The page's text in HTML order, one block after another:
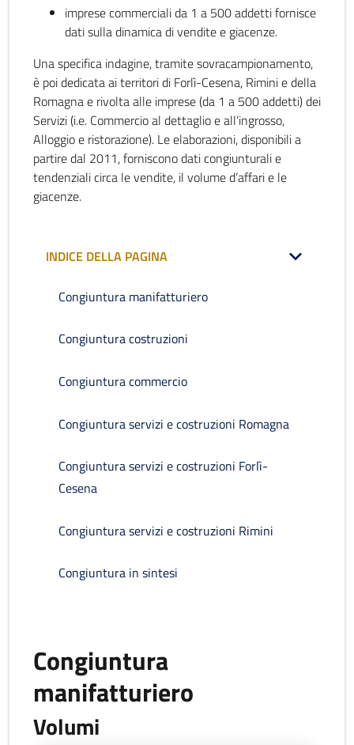
imprese commerciali da 1 a 500 addetti fornisce
dati sulla dinamica di vendite e giacenze.
Una specifica indagine, tramite sovracampionamento,
è poi dedicata ai territori di Forlì-Cesena, Rimini e della
Romagna e rivolta alle imprese (da 1 a 500 addetti) dei
Servizi (i.e. Commercio al dettaglio e all’ingrosso,
Alloggio e ristorazione). Le elaborazioni, disponibili a
partire dal 2011, forniscono dati congiunturali e
tendenziali circa le vendite, il volume d’affari e le
giacenze.
INDICE DELLA PAGINA
Congiuntura manifatturiero
Congiuntura costruzioni
Congiuntura commercio
Congiuntura servizi e costruzioni Romagna
Congiuntura servizi e costruzioni Forlì-
Cesena
Congiuntura servizi e costruzioni Rimini
Congiuntura in sintesi
Congiuntura
manifatturiero
Volumi